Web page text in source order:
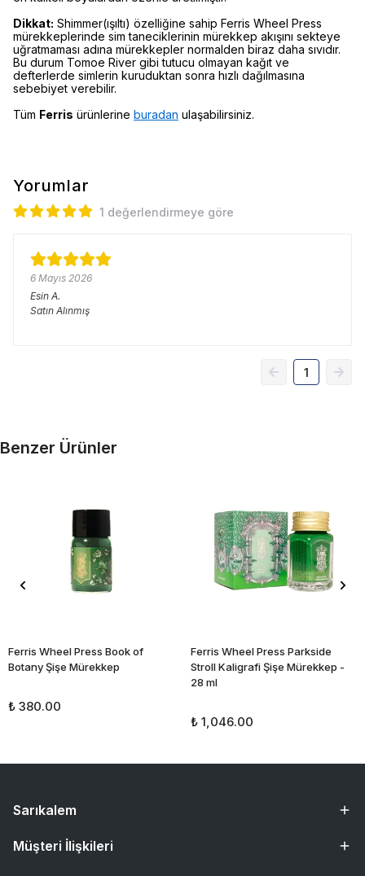
Dikkat: Shimmer(ışıltı) özelliğine sahip Ferris Wheel Press
mürekkeplerinde sim taneciklerinin mürekkep akışını sekteye
uğratmaması adına mürekkepler normalden biraz daha sıvıdır.
Bu durum Tomoe River gibi tutucu olmayan kağıt ve
defterlerde simlerin kuruduktan sonra hızlı dağılmasına
sebebiyet verebilir.
Tüm Ferris ürünlerine buradan ulaşabilirsiniz.
Yorumlar
1 değerlendirmeye göre
6 Mayıs 2026
Esin A.
Satın Alınmış
1
Benzer Ürünler
Ferris Wheel Press Book of
Botany Şişe Mürekkep
₺ 380.00
Ferris Wheel Press Parkside
Stroll Kaligrafi Şişe Mürekkep -
28 ml
₺ 1,046.00
Sarıkalem
Müşteri İlişkileri